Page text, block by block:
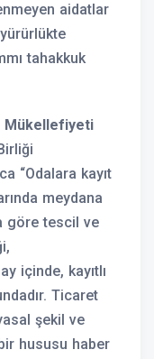
aidatlar
tahakkuk
Mükellefiyeti
“Odalara kayıt
meydana
göre tescil ve
içinde, kayıtlı
Ticaret
şekil ve
hususu haber